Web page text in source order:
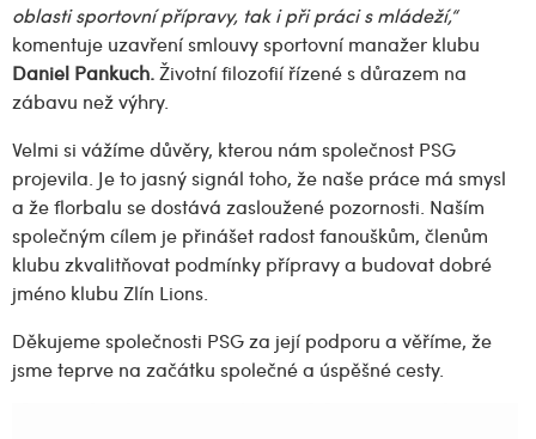
oblasti sportovní přípravy, tak i při práci s mládeží,“
komentuje uzavření smlouvy sportovní manažer klubu
Daniel Pankuch. Životní filozofií řízené s důrazem na
zábavu než výhry.
Velmi si vážíme důvěry, kterou nám společnost PSG
projevila. Je to jasný signál toho, že naše práce má smysl
a že florbalu se dostává zasloužené pozornosti. Naším
společným cílem je přinášet radost fanouškům, členům
klubu zkvalitňovat podmínky přípravy a budovat dobré
jméno klubu Zlín Lions.
Děkujeme společnosti PSG za její podporu a věříme, že
jsme teprve na začátku společné a úspěšné cesty.